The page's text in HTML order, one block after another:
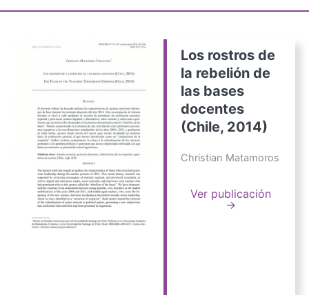
Los rostros de
la rebelión de
las bases
docentes
(Chile, 2014)
Christian Matamoros
Ver publicación
→